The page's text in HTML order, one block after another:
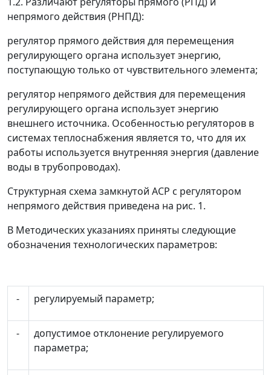
непрямого действия (РНПД):
регулятор прямого действия для перемещения
регулирующего органа использует энергию,
поступающую только от чувствительного элемента;
регулятор непрямого действия для перемещения
регулирующего органа использует энергию
внешнего источника. Особенностью регуляторов в
системах теплоснабжения является то, что для их
работы используется внутренняя энергия (давление
воды в трубопроводах).
Структурная схема замкнутой АСР с регулятором
непрямого действия приведена на рис. 1.
В Методических указаниях приняты следующие
обозначения технологических параметров:
- регулируемый параметр;
-
допустимое отклонение регулируемого
параметра;